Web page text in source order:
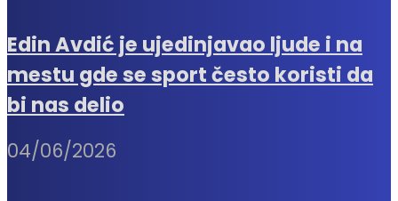
Edin Avdić je ujedinjavao ljude i na
mestu gde se sport često koristi da
bi nas delio
04/06/2026